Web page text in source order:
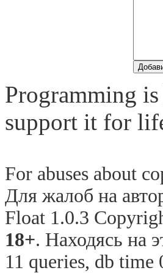
Programming
support it for
For abuses about
Для жалоб на
Float 1.0.3
18+. Находясь на
11 queries, db